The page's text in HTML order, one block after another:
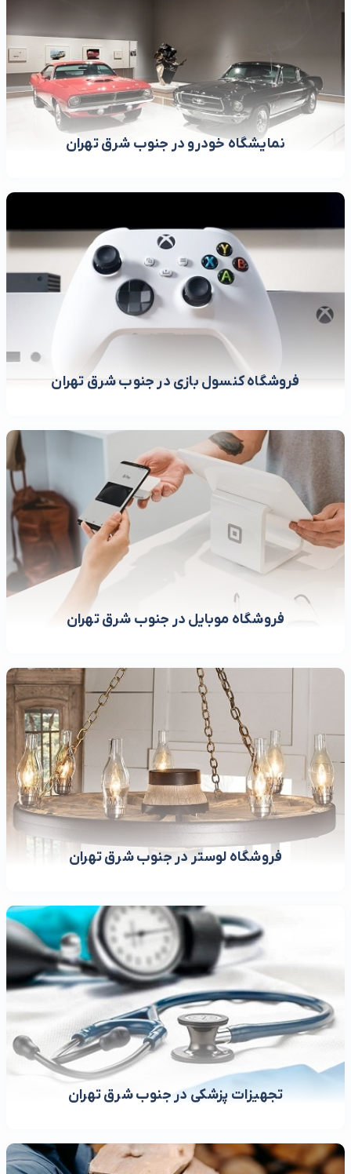
نمایشگاه خودرو در جنوب شرق تهران
فروشگاه کنسول بازی در جنوب شرق تهران
فروشگاه موبایل در جنوب شرق تهران
فروشگاه لوستر در جنوب شرق تهران
تجهیزات پزشکی در جنوب شرق تهران